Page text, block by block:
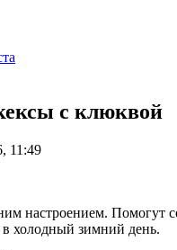
с клюквой
11:49
настроением. Помогут
в холодный зимний день.